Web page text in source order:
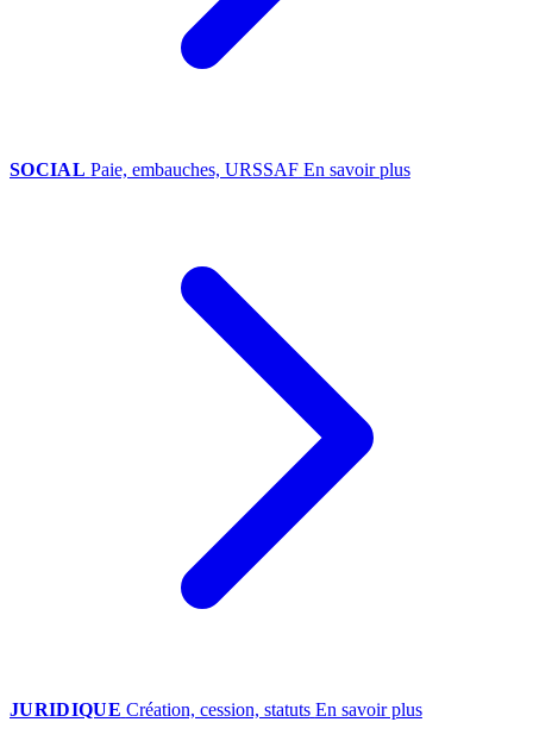
SOCIAL Paie, embauches, URSSAF En savoir plus
JURIDIQUE Création, cession, statuts En savoir plus